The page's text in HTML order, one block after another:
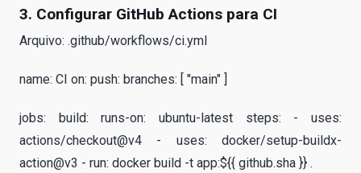
3. Configurar GitHub Actions para CI
Arquivo: .github/workflows/ci.yml
name: CI on: push: branches: [ "main" ]
jobs: build: runs-on: ubuntu-latest steps: - uses:
actions/checkout@v4 - uses: docker/setup-buildx-
action@v3 - run: docker build -t app:${{ github.sha }} .